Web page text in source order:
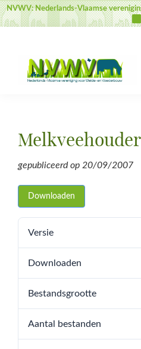
Door
naar
inhoud
Spring
naar
sidebar
Spring
naar
NVWV: Nederlands-Vlaamse
voor
en
Voederbouw
gepubliceerd op 20/09/2007
Downloaden
Versie
Downloaden
Bestandsgrootte
Aantal bestanden